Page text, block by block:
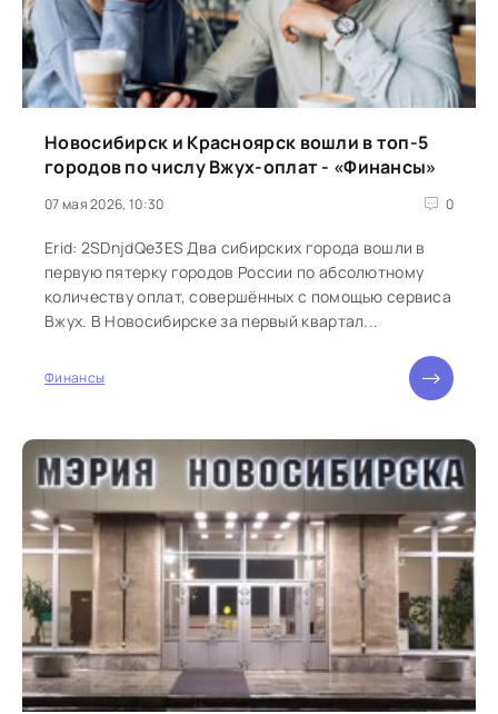
Новосибирск и Красноярск вошли в топ-5
городов по числу Вжух-оплат - «Финансы»
07 мая 2026, 10:30 0
Erid: 2SDnjdQe3ES Два сибирских города вошли в
первую пятерку городов России по абсолютному
количеству оплат, совершённых с помощью сервиса
Вжух. В Новосибирске за первый квартал...
Финансы